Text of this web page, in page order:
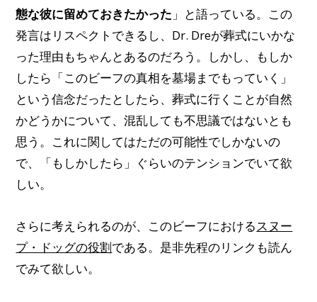
態な彼に留めておきたかった 」と語っている。この
発言はリスペクトできるし、Dr. Dreが葬式にいかな
った理由もちゃんとあるのだろう。しかし、もしか
したら「このビーフの真相を墓場までもっていく」
という信念だったとしたら、葬式に行くことが自然
かどうかについて、混乱しても不思議ではないとも
思う。これに関してはただの可能性でしかないの
で、「もしかしたら」ぐらいのテンションでいて欲
しい。
さらに考えられるのが、このビーフにおけるスヌー
プ・ドッグの役割である。是非先程のリンクも読ん
でみて欲しい。